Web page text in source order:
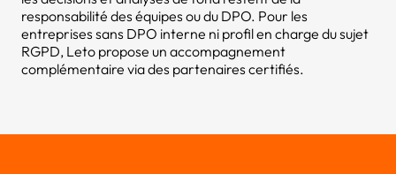
responsabilité des équipes ou du DPO. Pour les
entreprises sans DPO interne ni profil en charge du sujet
RGPD, Leto propose un accompagnement
complémentaire via des partenaires certifiés.